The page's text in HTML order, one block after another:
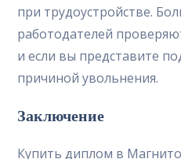
при трудоустройстве.
работодателей
и если вы представите
причиной увольнения.
Заключение
Купить диплом в